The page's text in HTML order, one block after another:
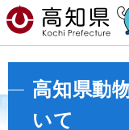
高知県動
いて